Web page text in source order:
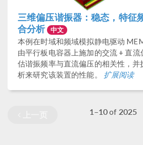
三维偏压谐振器：稳态，特征
合分析
中文
本例在时域和频域模拟静电驱动
由平行板电容器上施加的交流 + 直
估谐振频率与直流偏压的相关性，并
析来研究该装置的性能。 扩展阅读
1–10of 2025